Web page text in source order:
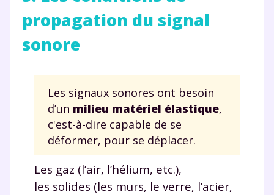
propagation du signal
sonore
Les signaux sonores ont besoin
d’un milieu matériel élastique,
c'est-à-dire capable de se
déformer, pour se déplacer.
Les gaz (l’air, l’hélium, etc.),
les solides (les murs, le verre, l’acier,
et de réussir votre
année scolaire ?
Testez gratuitement